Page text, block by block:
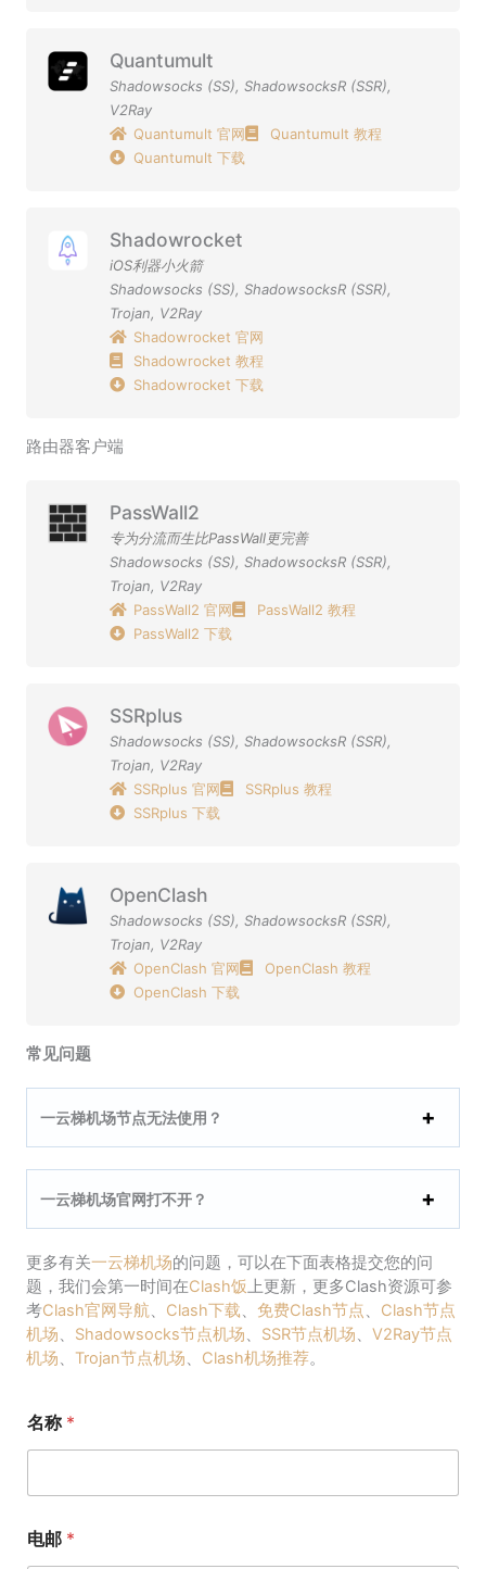
Quantumult
Shadowsocks (SS), ShadowsocksR (SSR),
V2Ray
Quantumult 官网
Quantumult 教程
Quantumult 下载
Shadowrocket
iOS利器小火箭
Shadowsocks (SS), ShadowsocksR (SSR),
Trojan, V2Ray
Shadowrocket 官网
Shadowrocket 教程
Shadowrocket 下载
路由器客户端
PassWall2
专为分流而生比PassWall更完善
Shadowsocks (SS), ShadowsocksR (SSR),
Trojan, V2Ray
PassWall2 官网
PassWall2 教程
PassWall2 下载
SSRplus
Shadowsocks (SS), ShadowsocksR (SSR),
Trojan, V2Ray
SSRplus 官网
SSRplus 教程
SSRplus 下载
OpenClash
Shadowsocks (SS), ShadowsocksR (SSR),
Trojan, V2Ray
OpenClash 官网
OpenClash 教程
OpenClash 下载
常见问题
一云梯机场节点无法使用？
一云梯机场官网打不开？
更多有关一云梯机场的问题，可以在下面表格提交您的问
题，我们会第一时间在Clash饭 上更新，更多Clash资源可参
考Clash官网导航 Clash下载 免费Clash节点
Clash节点
机场
Shadowsocks节点机场 SSR节点机场
V2Ray节点
机场
Trojan节点机场 Clash机场推荐。
名称 *
电邮 *